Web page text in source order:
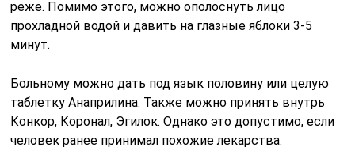
реже. Помимо этого, можно ополоснуть лицо
прохладной водой и давить на глазные яблоки 3-5
минут.
Больному можно дать под язык половину или целую
таблетку Анаприлина. Также можно принять внутрь
Конкор, Коронал, Эгилок. Однако это допустимо, если
человек ранее принимал похожие лекарства.